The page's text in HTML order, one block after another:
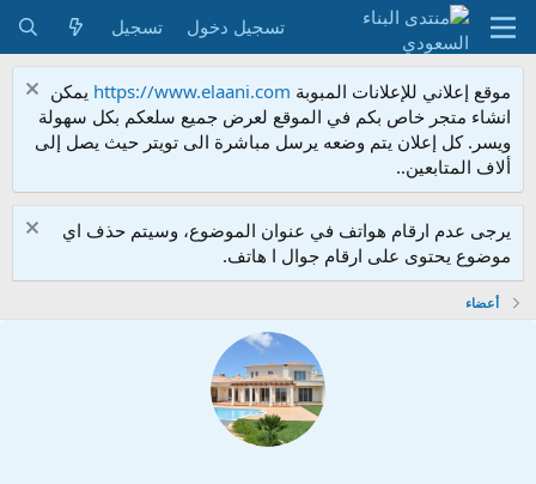
تسجيل دخول تسجيل
موقع إعلاني للإعلانات المبوبة https://www.elaani.com يمكن
انشاء متجر خاص بكم في الموقع لعرض جميع سلعكم بكل سهولة
ويسر. كل إعلان يتم وضعه يرسل مباشرة الى تويتر حيث يصل إلى
ألاف المتابعين..
يرجى عدم ارقام هواتف في عنوان الموضوع، وسيتم حذف اي
موضوع يحتوى على ارقام جوال ا هاتف.
أعضاء